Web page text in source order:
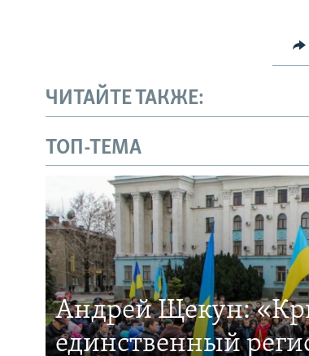
ЧИТАЙТЕ ТАКЖЕ:
ТОП-ТЕМА
Андрей Щекун:
единственный